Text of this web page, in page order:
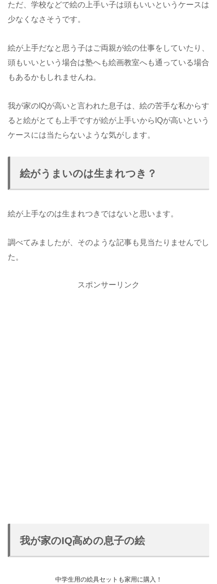
ただ、学校などで絵の上手い子は頭もいいというケースは
少なくなさそうです。
絵が上手だなと思う子はご両親が絵の仕事をしていたり、
頭もいいという場合は塾へも絵画教室へも通っている場合
もあるかもしれませんね。
我が家のIQが高いと言われた息子は、絵の苦手な私からす
ると絵がとても上手ですが絵が上手いからIQが高いという
ケースには当たらないような気がします。
絵がうまいのは生まれつき？
絵が上手なのは生まれつきではないと思います。
調べてみましたが、そのような記事も見当たりませんでし
た。
スポンサーリンク
我が家のIQ高めの息子の絵
中学生用の絵具セットも家用に購入！